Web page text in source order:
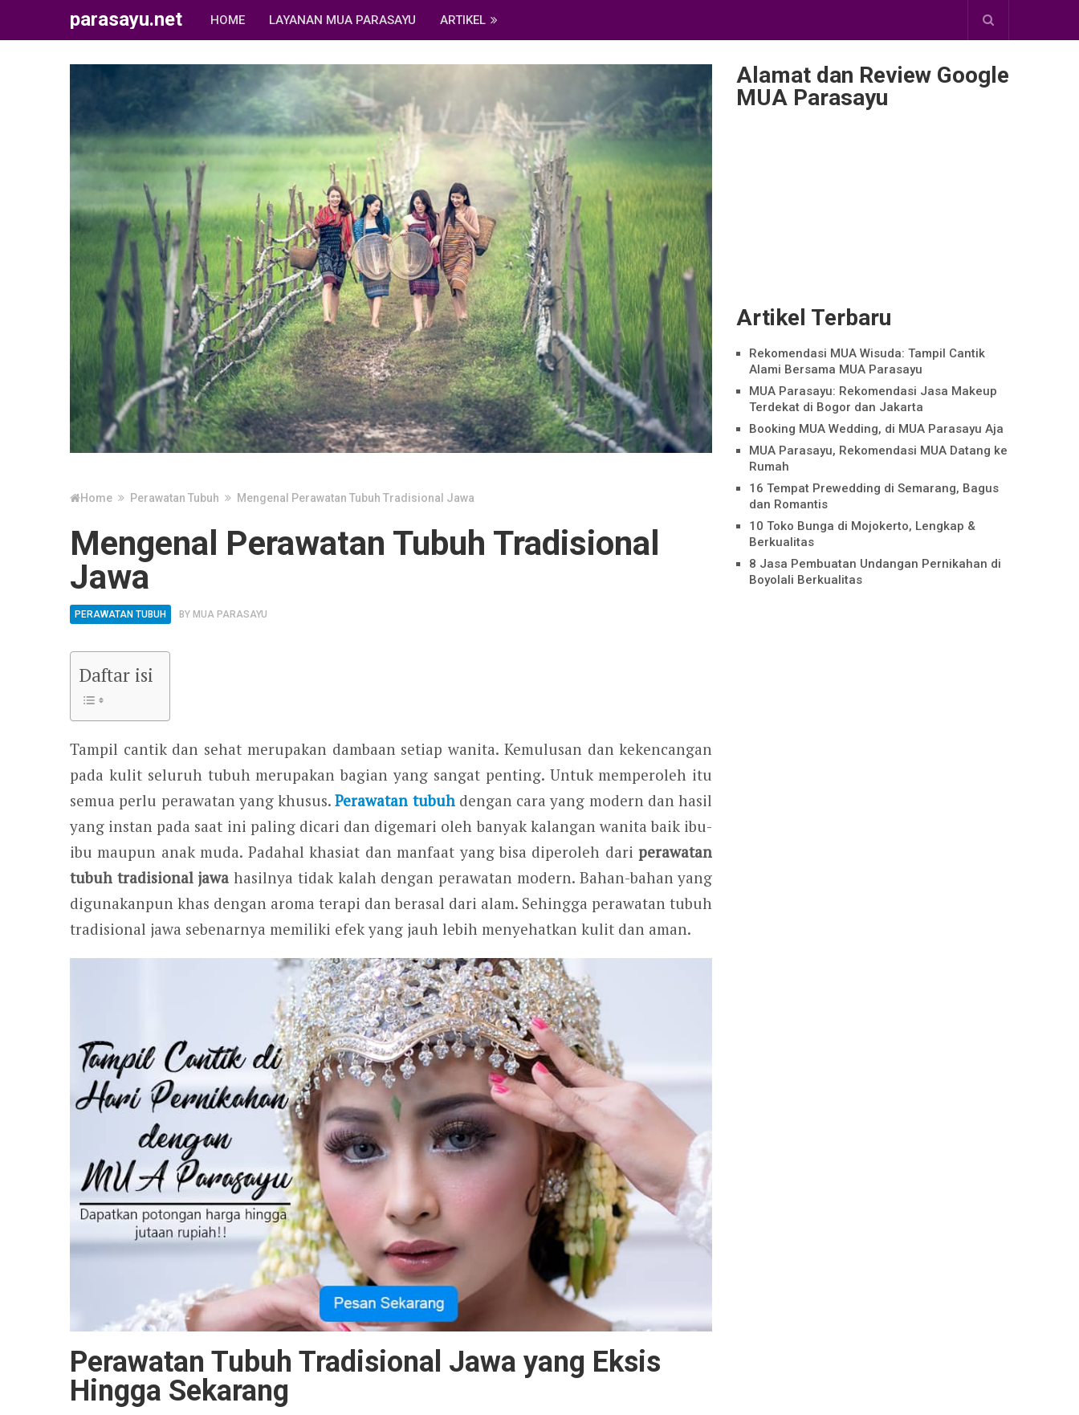
parasayu.net HOME LAYANAN MUA PARASAYU ARTIKEL
Home Perawatan Tubuh Mengenal Perawatan Tubuh Tradisional Jawa
Mengenal Perawatan Tubuh Tradisional
Jawa
PERAWATAN TUBUH BY MUA PARASAYU
Daftar isi
Tampil cantik dan sehat merupakan dambaan setiap wanita. Kemulusan dan kekencangan
pada kulit seluruh tubuh merupakan bagian yang sangat penting. Untuk memperoleh itu
semua perlu perawatan yang khusus.Perawatan tubuhdengan cara yang modern dan hasil
yang instan pada saat ini paling dicari dan digemari oleh banyak kalangan wanita baik ibu-
ibu maupun anak muda. Padahal khasiat dan manfaat yang bisa diperoleh dariperawatan
tubuh tradisional jawa hasilnya tidak kalah dengan perawatan modern. Bahan-bahan yang
digunakanpun khas dengan aroma terapi dan berasal dari alam. Sehingga perawatan tubuh
tradisional jawa sebenarnya memiliki efek yang jauh lebih menyehatkan kulit dan aman.
Perawatan Tubuh Tradisional Jawa yang Eksis
Hingga Sekarang
Alamat dan Review Google
MUA Parasayu
Artikel Terbaru
Rekomendasi MUA Wisuda: Tampil Cantik
Alami Bersama MUA Parasayu
MUA Parasayu: Rekomendasi Jasa Makeup
Terdekat di Bogor dan Jakarta
Booking MUA Wedding, di MUA Parasayu Aja
MUA Parasayu, Rekomendasi MUA Datang ke
Rumah
16 Tempat Prewedding di Semarang, Bagus
dan Romantis
10 Toko Bunga di Mojokerto, Lengkap &
Berkualitas
8 Jasa Pembuatan Undangan Pernikahan di
Boyolali Berkualitas